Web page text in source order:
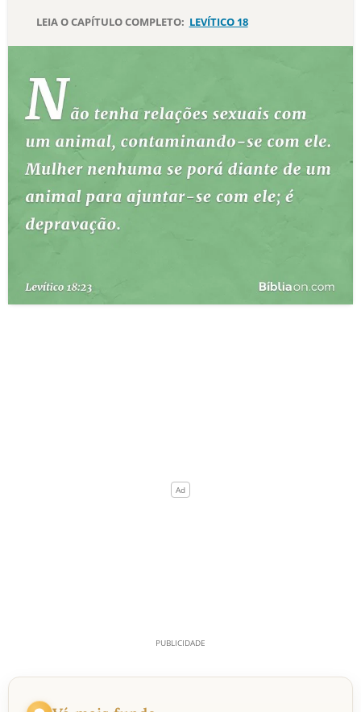
DEVOCIONAL DIÁRIO
ESTUDOS BÍBLICOS
ESBOÇOS DE PREGAÇÃO
TEMAS
PERGUNTE À BÍBLIA
QUEM SOMOS
LEIA O CAPÍTULO COMPLETO: LEVÍTICO 18